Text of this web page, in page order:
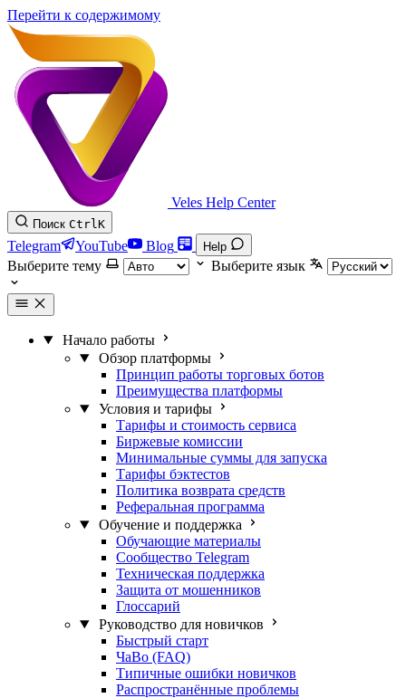
Перейти к содержимому
Veles Help Center
Поиск CtrlK
Telegram YouTube Blog Help
Выберите тему Выберите язык
Начало работы
Обзор платформы
Принцип работы торговых ботов
Преимущества платформы
Условия и тарифы
Тарифы и стоимость сервиса
Биржевые комиссии
Минимальные суммы для запуска
Тарифы бэктестов
Политика возврата средств
Реферальная программа
Обучение и поддержка
Обучающие материалы
Сообщество Telegram
Техническая поддержка
Защита от мошенников
Глоссарий
Руководство для новичков
Быстрый старт
ЧаВо (FAQ)
Типичные ошибки новичков
Распространённые проблемы